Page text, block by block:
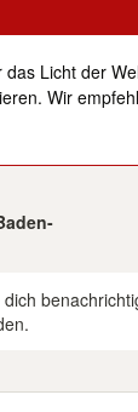
Licht der
Wir